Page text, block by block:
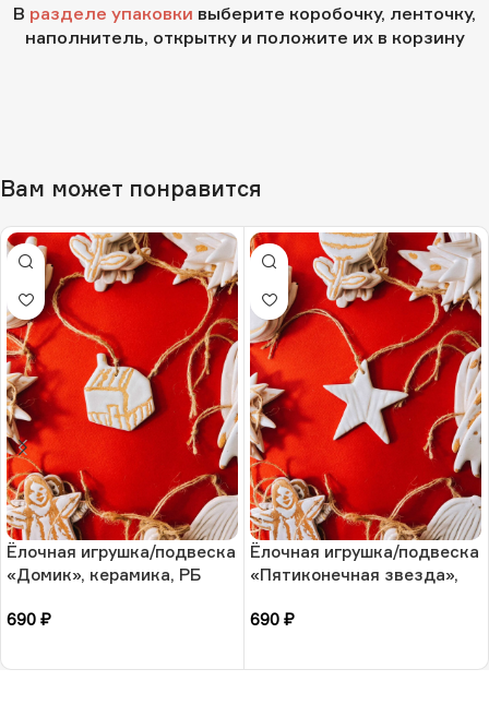
В разделе упаковки выберите коробочку, ленточку,
наполнитель, открытку и положите их в корзину
Вам может понравится
Ёлочная игрушка/подвеска
«Домик», керамика, РБ
690 ₽
Ёлочная игрушка/подвеска
«Пятиконечная звезда»,
690 ₽